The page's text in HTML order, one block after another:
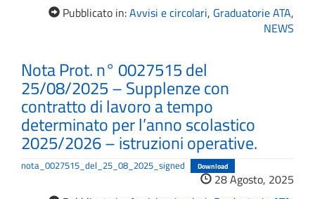
Pubblicato in:Avvisi e circolari, Graduatorie ATA,
NEWS
Nota Prot. n° 0027515 del
25/08/2025 – Supplenze con
contratto di lavoro a tempo
determinato per l’anno scolastico
2025/2026 – istruzioni operative.
nota_0027515_del_25_08_2025_signed Download
28 Agosto, 2025